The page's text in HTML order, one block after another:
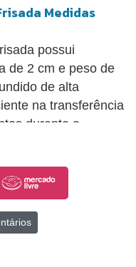
Medidas
possui
de 2 cm e peso de
de alta
na transferência
durante o
ao suprir as
pela
durabilidade e
de ajudar
de ferro,